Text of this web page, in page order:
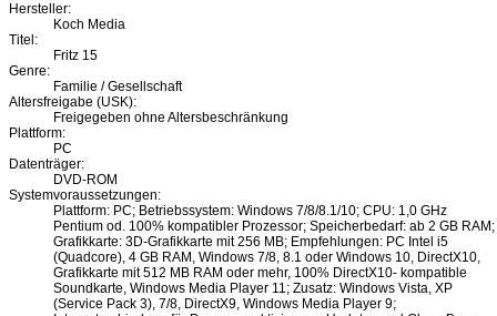
Hersteller:
Koch Media
Titel:
Fritz 15
Genre:
Familie / Gesellschaft
Altersfreigabe (USK):
Freigegeben ohne Altersbeschränkung
Plattform:
PC
Datenträger:
DVD-ROM
Systemvoraussetzungen:
Plattform: PC; Betriebssystem: Windows 7/8/8.1/10; CPU: 1,0 GHz
Pentium od. 100% kompatibler Prozessor; Speicherbedarf: ab 2 GB RAM;
Grafikkarte: 3D-Grafikkarte mit 256 MB; Empfehlungen: PC Intel i5
(Quadcore), 4 GB RAM, Windows 7/8, 8.1 oder Windows 10, DirectX10,
Grafikkarte mit 512 MB RAM oder mehr, 100% DirectX10- kompatible
Soundkarte, Windows Media Player 11; Zusatz: Windows Vista, XP
(Service Pack 3), 7/8, DirectX9, Windows Media Player 9;